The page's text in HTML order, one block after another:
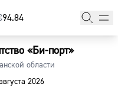
⁠94.84
«Би-порт»
области
2026